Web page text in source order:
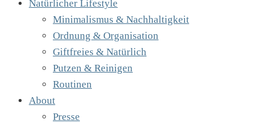
Natürlicher Lifestyle
Minimalismus & Nachhaltigkeit
Ordnung & Organisation
Giftfreies & Natürlich
Putzen & Reinigen
Routinen
About
Presse